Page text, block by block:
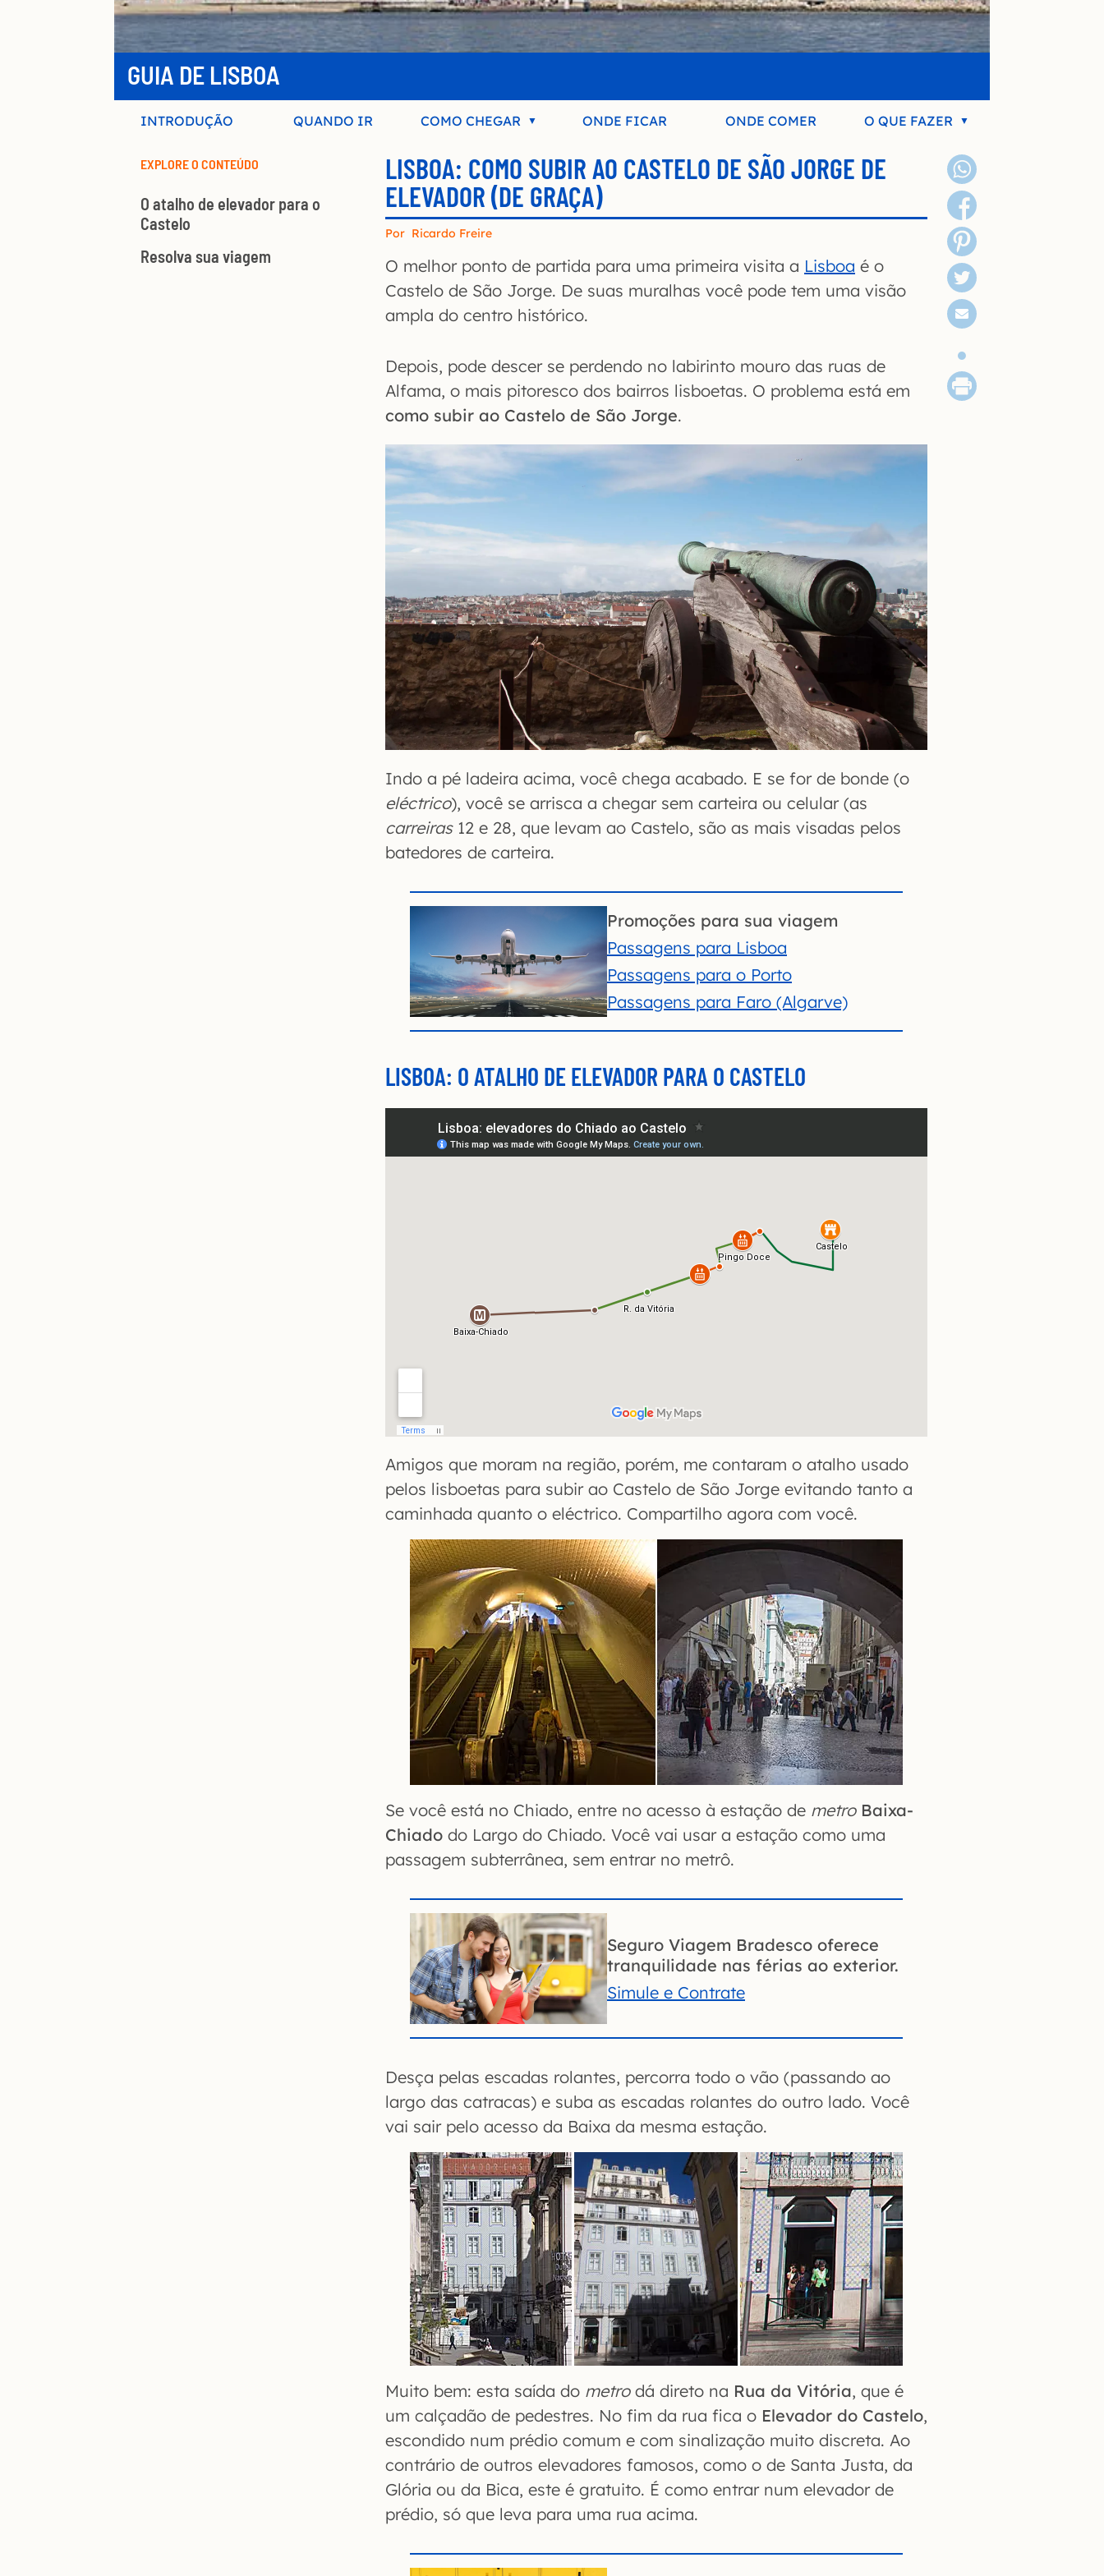
GUIA DE LISBOA
INTRODUÇÃO QUANDO IR COMO CHEGAR ONDE FICAR ONDE COMER O QUE FAZER
EXPLORE O CONTEÚDO
O atalho de elevador para o
Castelo
Resolva sua viagem
LISBOA: COMO SUBIR AO CASTELO DE SÃO JORGE DE
ELEVADOR (DE GRAÇA)
Por Ricardo Freire
O melhor ponto de partida para uma primeira visita a Lisboa é o
Castelo de São Jorge. De suas muralhas você pode tem uma visão
ampla do centro histórico.
Depois, pode descer se perdendo no labirinto mouro das ruas de
Alfama, o mais pitoresco dos bairros lisboetas. O problema está em
como subir ao Castelo de São Jorge.
Indo a pé ladeira acima, você chega acabado. E se for de bonde (o
eléctrico), você se arrisca a chegar sem carteira ou celular (as
carreiras12 e 28, que levam ao Castelo, são as mais visadas pelos
batedores de carteira.
Promoções para sua viagem
Passagens para Lisboa
Passagens para o Porto
Passagens para Faro (Algarve)
LISBOA: O ATALHO DE ELEVADOR PARA O CASTELO
Amigos que moram na região, porém, me contaram o atalho usado
pelos lisboetas para subir ao Castelo de São Jorge evitando tanto a
caminhada quanto o eléctrico. Compartilho agora com você.
Se você está no Chiado, entre no acesso à estação de metro Baixa-
Chiado do Largo do Chiado. Você vai usar a estação como uma
passagem subterrânea, sem entrar no metrô.
Seguro Viagem Bradesco oferece
tranquilidade nas férias ao exterior.
Simule e Contrate
Desça pelas escadas rolantes, percorra todo o vão (passando ao
largo das catracas) e suba as escadas rolantes do outro lado. Você
vai sair pelo acesso da Baixa da mesma estação.
Muito bem: esta saída do metrodá direto na Rua da Vitória, que é
um calçadão de pedestres. No fim da rua fica o Elevador do Castelo,
escondido num prédio comum e com sinalização muito discreta. Ao
contrário de outros elevadores famosos, como o de Santa Justa, da
Glória ou da Bica, este é gratuito. É como entrar num elevador de
prédio, só que leva para uma rua acima.